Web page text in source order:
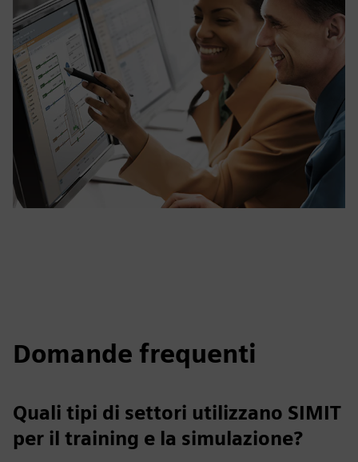
Domande frequenti
Quali tipi di settori utilizzano SIMIT
per il training e la simulazione?